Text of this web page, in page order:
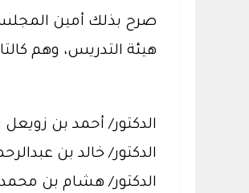
صرح بذلك أمين المجلس
هيئة التدريس، وهم
الدكتور/ أحمد بن
الدكتور/ خالد بن
الدكتور/ هشام بن